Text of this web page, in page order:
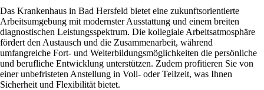
Das Krankenhaus in Bad Hersfeld bietet eine zukunftsorientierte
Arbeitsumgebung mit modernster Ausstattung und einem breiten
diagnostischen Leistungsspektrum. Die kollegiale Arbeitsatmosphäre
fördert den Austausch und die Zusammenarbeit, während
umfangreiche Fort- und Weiterbildungsmöglichkeiten die persönliche
und berufliche Entwicklung unterstützen. Zudem profitieren Sie von
einer unbefristeten Anstellung in Voll- oder Teilzeit, was Ihnen
Sicherheit und Flexibilität bietet.